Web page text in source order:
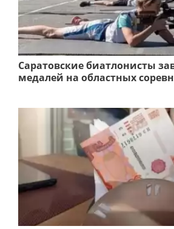
Саратовские биатлонисты
медалей на областных